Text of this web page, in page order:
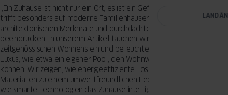
LAND
„Ein Zuhause ist nicht nur ein Ort, es ist ein Gefühl.“ – Diese Weisheit
trifft besonders auf moderne Familienhäuser zu, die durch ihre
architektonischen Merkmale und durchdachte Innenraumgestaltung
beeindrucken. In unserem Artikel tauchen wir tief in die Welt des
zeitgenössischen Wohnens ein und beleuchten, wie Komfort und
Luxus, wie etwa ein eigener Pool, den Wohnwert erheblich steigern
können. Wir zeigen, wie energieeffiziente Lösungen und nachhaltige
Materialien zu einem umweltfreundlichen Lebensstil beitragen und
wie smarte Technologien das Zuhause intelligenter und sicherer